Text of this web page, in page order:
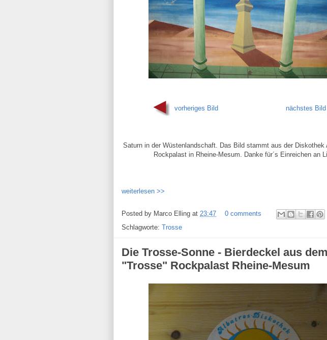
vorheriges Bild nächstes Bild
Saturn in der Wüstenlandschaft. Das Bild stammt aus der Diskothek
Rockpalast in Rheine-Mesum. Danke für´s Einreichen an
weiterlesen >>
Posted by Marco Elling at 23:47
0 comments
Schlagworte: Trosse
Die Trosse-Sonne - Bierdeckel aus
"Trosse" Rockpalast Rheine-Mesum